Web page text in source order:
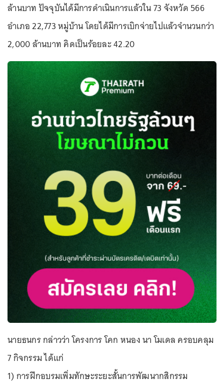
ล้านบาท ปัจจุบันได้มีการดำเนินการแล้วใน 73 จังหวัด 566
อำเภอ 22,773 หมู่บ้าน โดยได้มีการเบิกจ่ายไปแล้วจำนวนกว่า
2,000 ล้านบาท คิดเป็นร้อยละ 42.20
นายธนกร กล่าวว่า โครงการ โคก หนอง นา โมเดล ครอบคลุม
7 กิจกรรม ได้แก่
1) การฝึกอบรมเพิ่มทักษะระยะสั้นการพัฒนากสิกรรม